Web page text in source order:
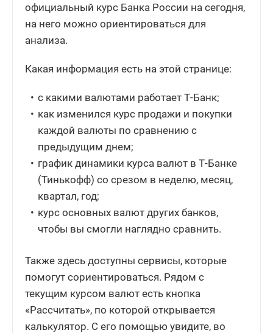
официальный курс Банка России на сегодня,
на него можно ориентироваться для
анализа.
Какая информация есть на этой странице:
с какими валютами работает Т-Банк;
как изменился курс продажи и покупки
каждой валюты по сравнению с
предыдущим днем;
график динамики курса валют в Т-Банке
(Тинькофф) со срезом в неделю, месяц,
квартал, год;
курс основных валют других банков,
чтобы вы смогли наглядно сравнить.
Также здесь доступны сервисы, которые
помогут сориентироваться. Рядом с
текущим курсом валют есть кнопка
«Рассчитать», по которой открывается
калькулятор. С его помощью увидите, во